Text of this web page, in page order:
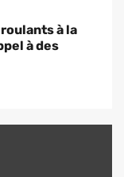
à la
à des